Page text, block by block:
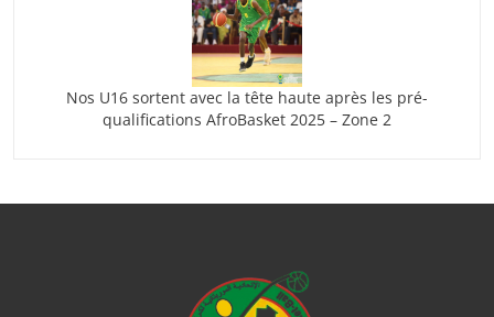
Nos U16 sortent avec la tête haute après les pré-
qualifications AfroBasket 2025 – Zone 2